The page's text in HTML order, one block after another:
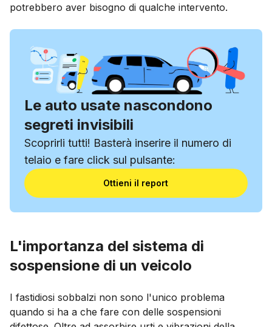
potrebbero aver bisogno di qualche intervento.
Le auto usate nascondono
segreti invisibili
Scoprirli tutti! Basterà inserire il numero di
telaio e fare click sul pulsante:
Ottieni il report
L'importanza del sistema di
sospensione di un veicolo
I fastidiosi sobbalzi non sono l'unico problema
quando si ha a che fare con delle sospensioni